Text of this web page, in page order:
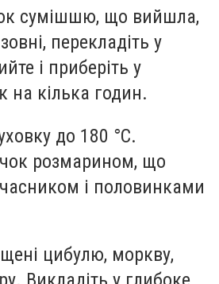
сумішшю, що вийшла,
перекладіть у
і приберіть у
на кілька годин.
до 180 °C.
розмарином, що
і половинками
цибулю, моркву,